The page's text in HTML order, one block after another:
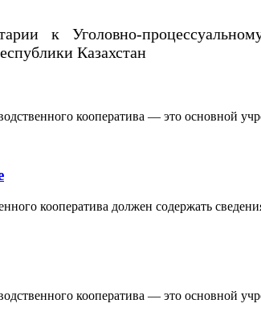
к Уголовно-
Казахстан
кооператива — это основной
кооператива должен содержать
кооператива — это основной